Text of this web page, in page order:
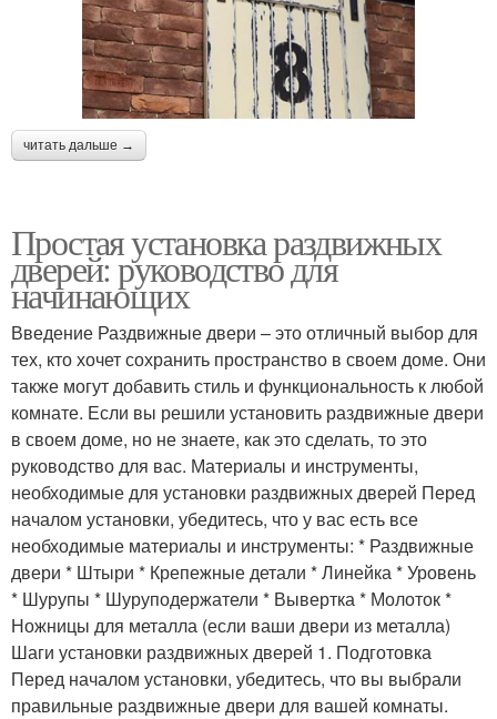
читать дальше →
Простая установка раздвижных
дверей: руководство для
начинающих
Введение Раздвижные двери – это отличный выбор для
тех, кто хочет сохранить пространство в своем доме. Они
также могут добавить стиль и функциональность к любой
комнате. Если вы решили установить раздвижные двери
в своем доме, но не знаете, как это сделать, то это
руководство для вас. Материалы и инструменты,
необходимые для установки раздвижных дверей Перед
началом установки, убедитесь, что у вас есть все
необходимые материалы и инструменты: * Раздвижные
двери * Штыри * Крепежные детали * Линейка * Уровень
* Шурупы * Шуруподержатели * Вывертка * Молоток *
Ножницы для металла (если ваши двери из металла)
Шаги установки раздвижных дверей 1. Подготовка
Перед началом установки, убедитесь, что вы выбрали
правильные раздвижные двери для вашей комнаты.